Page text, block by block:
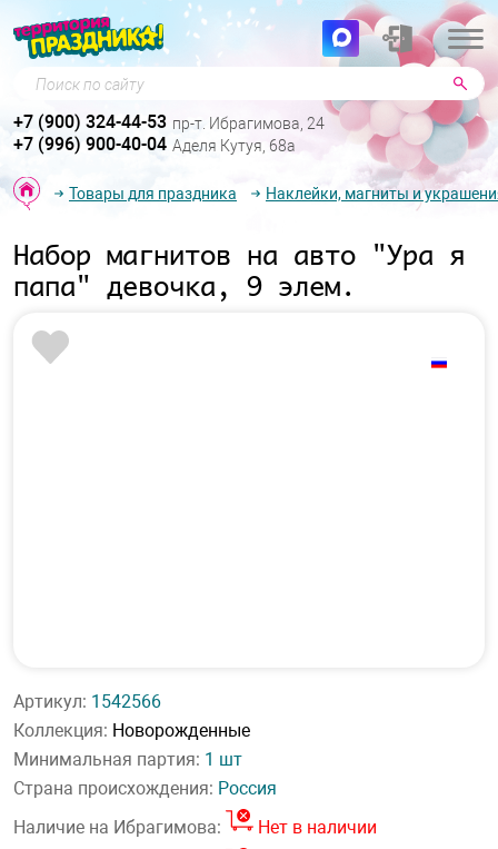
Поиск по сайту
+7 (900) 324-44-53 пр-т. Ибрагимова, 24
+7 (996) 900-40-04 Аделя Кутуя, 68а
Товары для праздника Наклейки, магниты и
Набор магнитов на авто "Ура я
папа" девочка, 9 элем.
Артикул: 1542566
Коллекция: Новорожденные
Минимальная партия: 1 шт
Страна происхождения: Россия
Наличие на Ибрагимова:
Нет в наличии